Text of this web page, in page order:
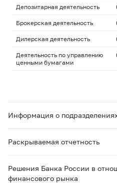
Депозитарная деятельность
Брокерская деятельность
Дилерская деятельность
Деятельность по управлению
ценными бумагами
Информация о
Раскрываемая отчетность
Решения Банка России в
финансового рынка